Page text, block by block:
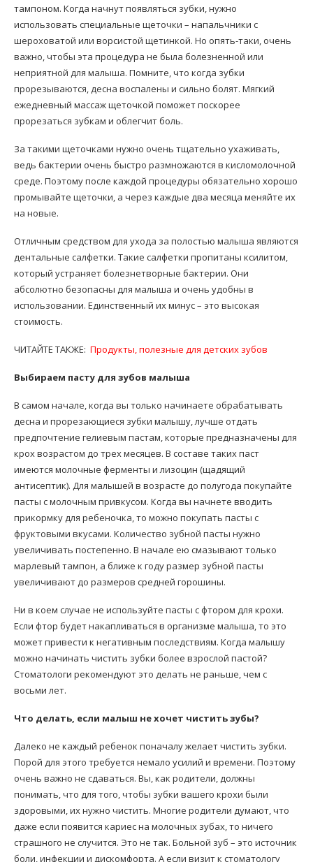
тампоном. Когда начнут появляться зубки, нужно
использовать специальные щеточки – напальчники с
шероховатой или ворсистой щетинкой. Но опять-таки, очень
важно, чтобы эта процедура не была болезненной или
неприятной для малыша. Помните, что когда зубки
прорезываются, десна воспалены и сильно болят. Мягкий
ежедневный массаж щеточкой поможет поскорее
прорезаться зубкам и облегчит боль.
За такими щеточками нужно очень тщательно ухаживать,
ведь бактерии очень быстро размножаются в кисломолочной
среде. Поэтому после каждой процедуры обязательно хорошо
промывайте щеточки, а через каждые два месяца меняйте их
на новые.
Отличным средством для ухода за полостью малыша являются
дентальные салфетки. Такие салфетки пропитаны ксилитом,
который устраняет болезнетворные бактерии. Они
абсолютно безопасны для малыша и очень удобны в
использовании. Единственный их минус – это высокая
стоимость.
ЧИТАЙТЕ ТАКЖЕ: Продукты, полезные для детских зубов
Выбираем пасту для зубов малыша
В самом начале, когда вы только начинаете обрабатывать
десна и прорезающиеся зубки малышу, лучше отдать
предпочтение гелиевым пастам, которые предназначены для
крох возрастом до трех месяцев. В составе таких паст
имеются молочные ферменты и лизоцин (щадящий
антисептик). Для малышей в возрасте до полугода покупайте
пасты с молочным привкусом. Когда вы начнете вводить
прикормку для ребеночка, то можно покупать пасты с
фруктовыми вкусами. Количество зубной пасты нужно
увеличивать постепенно. В начале ею смазывают только
марлевый тампон, а ближе к году размер зубной пасты
увеличивают до размеров средней горошины.
Ни в коем случае не используйте пасты с фтором для крохи.
Если фтор будет накапливаться в организме малыша, то это
может привести к негативным последствиям. Когда малышу
можно начинать чистить зубки более взрослой пастой?
Стоматологи рекомендуют это делать не раньше, чем с
восьми лет.
Что делать, если малыш не хочет чистить зубы?
Далеко не каждый ребенок поначалу желает чистить зубки.
Порой для этого требуется немало усилий и времени. Поэтому
очень важно не сдаваться. Вы, как родители, должны
понимать, что для того, чтобы зубки вашего крохи были
здоровыми, их нужно чистить. Многие родители думают, что
даже если появится кариес на молочных зубах, то ничего
страшного не случится. Это не так. Больной зуб – это источник
боли, инфекции и дискомфорта. А если визит к стоматологу